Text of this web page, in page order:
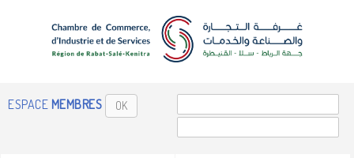
ESPACE MEMBRES OK